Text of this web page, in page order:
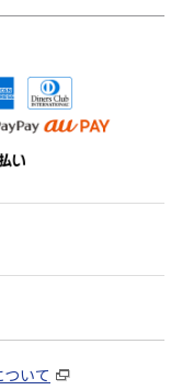
いて